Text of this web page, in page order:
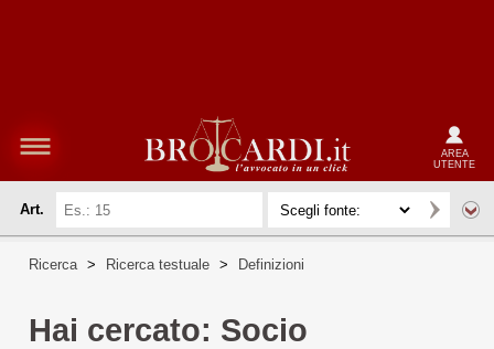
AREA
UTENTE
Art.
Ricerca > Ricerca testuale > Definizioni
Hai cercato: Socio